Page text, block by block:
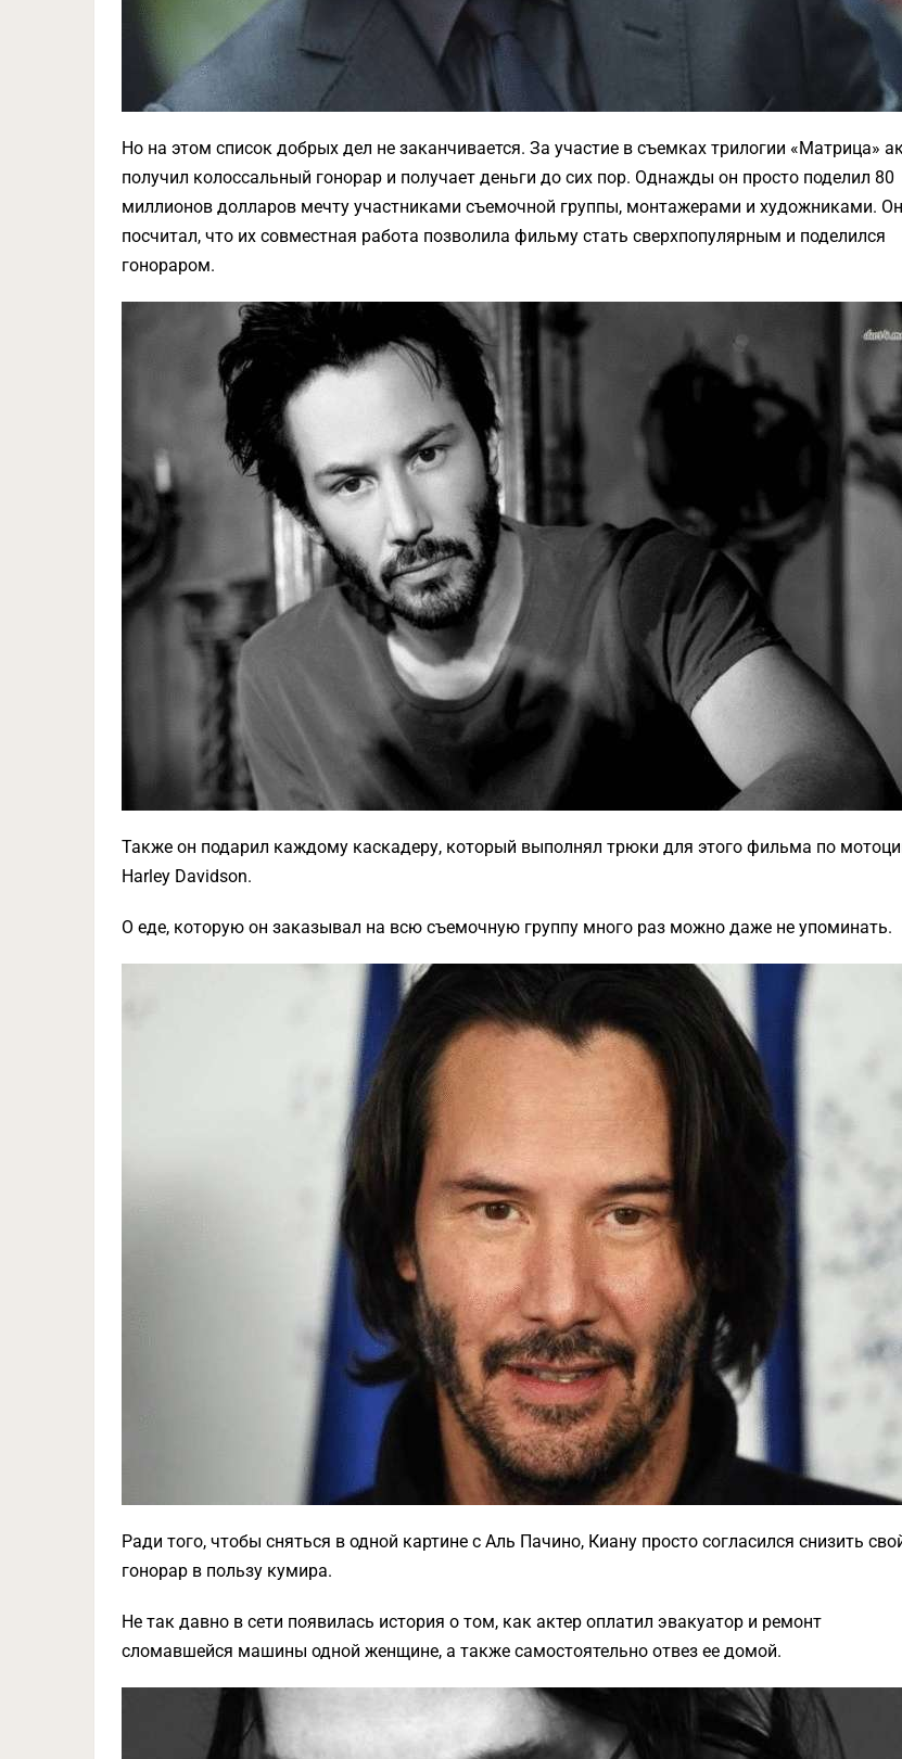
Но на этом список добрых дел не заканчивается. За участие в съемках трилогии «Матрица»
получил колоссальный гонорар и получает деньги до сих пор. Однажды он просто поделил 80
миллионов долларов мечту участниками съемочной группы, монтажерами и художниками. Он
посчитал, что их совместная работа позволила фильму стать сверхпопулярным и поделился
гонораром.
Также он подарил каждому каскадеру, который выполнял трюки для этого фильма по
Harley Davidson.
О еде, которую он заказывал на всю съемочную группу много раз можно даже не упоминать.
Ради того, чтобы сняться в одной картине с Аль Пачино, Киану просто согласился снизить
гонорар в пользу кумира.
Не так давно в сети появилась история о том, как актер оплатил эвакуатор и ремонт
сломавшейся машины одной женщине, а также самостоятельно отвез ее домой.